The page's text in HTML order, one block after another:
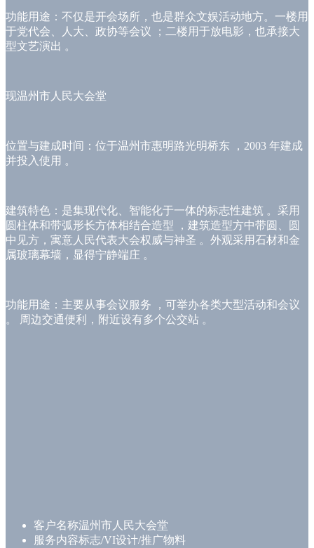
功能用途：不仅是开会场所，也是群众文娱活动地方。一楼用
于党代会、人大、政协等会议 ；二楼用于放电影，也承接大
型文艺演出 。
现温州市人民大会堂
位置与建成时间：位于温州市惠明路光明桥东 ，2003 年建成
并投入使用 。
建筑特色：是集现代化、智能化于一体的标志性建筑 。采用
圆柱体和带弧形长方体相结合造型 ，建筑造型方中带圆、圆
中见方，寓意人民代表大会权威与神圣 。外观采用石材和金
属玻璃幕墙，显得宁静端庄 。
功能用途：主要从事会议服务 ，可举办各类大型活动和会议
。 周边交通便利，附近设有多个公交站 。
客户名称温州市人民大会堂
服务内容标志/VI设计/推广物料